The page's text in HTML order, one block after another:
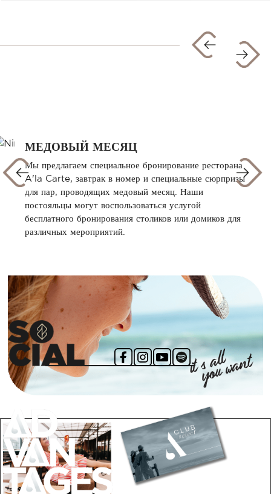
МЕДОВЫЙ МЕСЯЦ
Мы предлагаем специальное бронирование ресторана
A'la Carte, завтрак в номер и специальные сюрпризы
для пар, проводящих медовый месяц. Наши
постояльцы могут воспользоваться услугой
бесплатного бронирования столиков или домиков для
различных мероприятий.